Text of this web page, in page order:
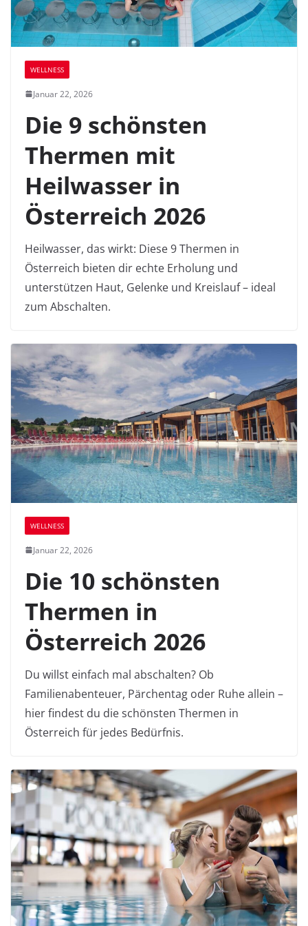
WELLNESS
Januar 22, 2026
Die 9 schönsten
Thermen mit
Heilwasser in
Österreich 2026
Heilwasser, das wirkt: Diese 9 Thermen in
Österreich bieten dir echte Erholung und
unterstützen Haut, Gelenke und Kreislauf – ideal
zum Abschalten.
WELLNESS
Januar 22, 2026
Die 10 schönsten
Thermen in
Österreich 2026
Du willst einfach mal abschalten? Ob
Familienabenteuer, Pärchentag oder Ruhe allein –
hier findest du die schönsten Thermen in
Österreich für jedes Bedürfnis.